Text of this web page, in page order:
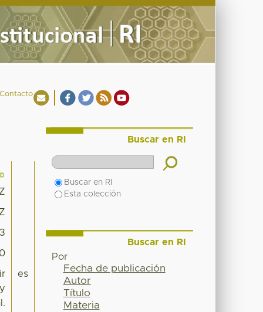
es
Buscar en RI
Buscar en RI
Esta colección
Buscar en RI
Por
Fecha de publicación
Autor
Título
Materia